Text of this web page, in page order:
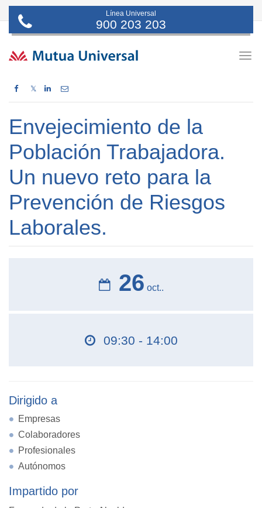
Línea Universal
900 203 203
𝕏
Envejecimiento de la
Población Trabajadora.
Un nuevo reto para la
Prevención de Riesgos
Laborales.
26 oct..
09:30 - 14:00
Dirigido a
Empresas
Colaboradores
Profesionales
Autónomos
Impartido por